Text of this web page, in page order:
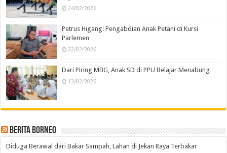
24/02/2026
Petrus Higang: Pengabdian Anak Petani di Kursi
Parlemen
22/02/2026
Dari Piring MBG, Anak SD di PPU Belajar Menabung
13/02/2026
Berita Borneo
Diduga Berawal dari Bakar Sampah, Lahan di Jekan Raya Terbakar